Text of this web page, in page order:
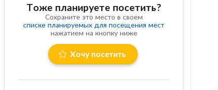
Тоже планируете посетить?
Сохраните это место в своем
списке планируемых для посещения мест
нажатием на кнопку ниже
Хочу посетить